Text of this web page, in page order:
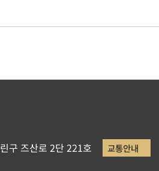
구 즈산로 2단 221호 교통안내